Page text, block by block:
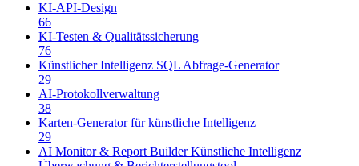
KI-API-Design
66
KI-Testen & Qualitätssicherung
76
Künstlicher Intelligenz SQL Abfrage-Generator
29
AI-Protokollverwaltung
38
Karten-Generator für künstliche Intelligenz
29
AI Monitor & Report Builder Künstliche Intelligenz